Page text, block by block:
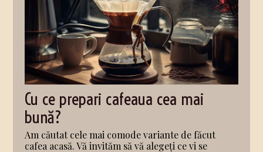
Cu ce prepari cafeaua cea mai
bună?
Am căutat cele mai comode variante de făcut
cafea acasă. Vă invităm să vă alegeți ce vi se